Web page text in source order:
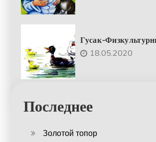
Гусак-
18.05.2020
Последнее
Золотой топор